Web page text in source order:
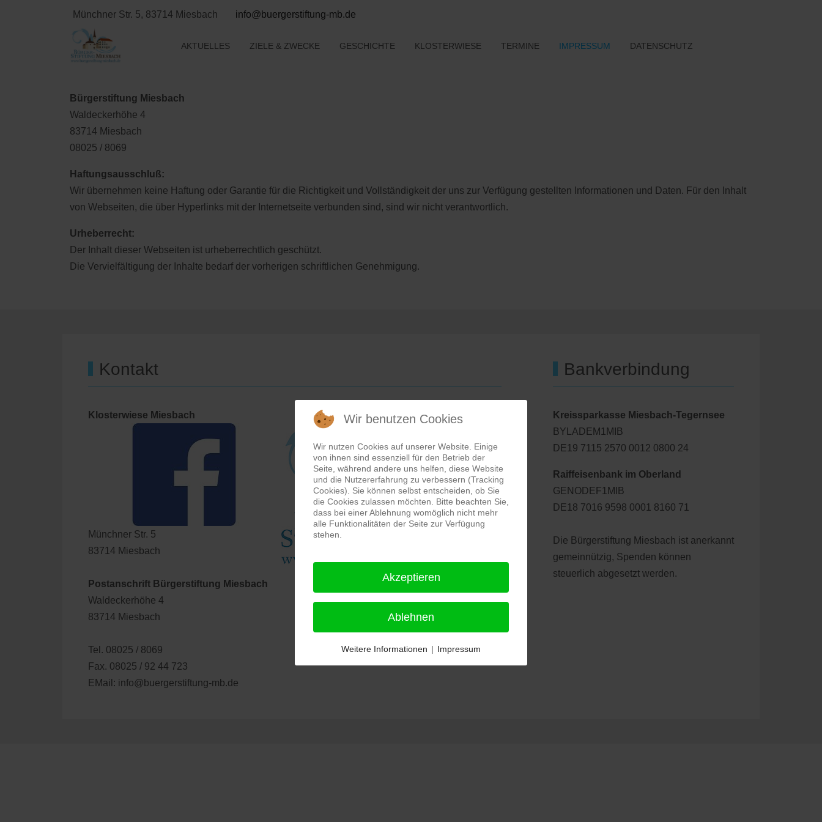
Münchner Str. 5, 83714 Miesbach info@buergerstiftung-mb.de
AKTUELLES ZIELE & ZWECKE GESCHICHTE KLOSTERWIESE TERMINE IMPRESSUM DATENSCHUTZ
Bürgerstiftung Miesbach
Waldeckerhöhe 4
83714 Miesbach
08025 / 8069
Haftungsausschluß:
Wir übernehmen keine Haftung oder Garantie für die Richtigkeit und Vollständigkeit der uns zur Verfügung gestellten Informationen und Daten. Für den Inhalt
von Webseiten, die über Hyperlinks mit der Internetseite verbunden sind, sind wir nicht verantwortlich.
Urheberrecht:
Der Inhalt dieser Webseiten ist urheberrechtlich geschützt.
Die Vervielfältigung der Inhalte bedarf der vorherigen schriftlichen Genehmigung.
Kontakt
Klosterwiese Miesbach
Münchner Str. 5
83714 Miesbach
Postanschrift Bürgerstiftung Miesbach
Waldeckerhöhe 4
83714 Miesbach
Tel. 08025 / 8069
Fax. 08025 / 92 44 723
EMail: info@buergerstiftung-mb.de
Bankverbindung
Kreissparkasse Miesbach-Tegernsee
BYLADEM1MIB
DE19 7115 2570 0012 0800 24
Raiffeisenbank im Oberland
GENODEF1MIB
DE18 7016 9598 0001 8160 71
Die Bürgerstiftung Miesbach ist anerkannt
gemeinnützig, Spenden können
steuerlich abgesetzt werden.
Wir benutzen Cookies
Wir nutzen Cookies auf unserer Website. Einige
von ihnen sind essenziell für den Betrieb der
Seite, während andere uns helfen, diese Website
und die Nutzererfahrung zu verbessern (Tracking
Cookies). Sie können selbst entscheiden, ob Sie
die Cookies zulassen möchten. Bitte beachten Sie,
dass bei einer Ablehnung womöglich nicht mehr
alle Funktionalitäten der Seite zur Verfügung
stehen.
Akzeptieren
Ablehnen
Weitere Informationen | Impressum